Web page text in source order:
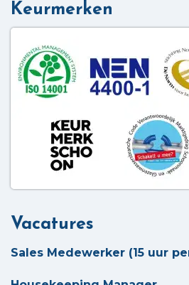
Keurmerken
Vacatures
Sales Medewerker (15 uur